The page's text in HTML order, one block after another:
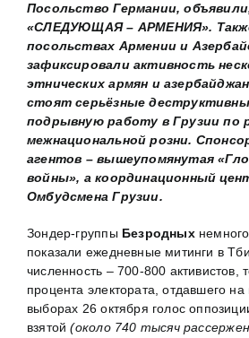
Посольство Германии,
«СЛЕДУЮЩАЯ – АРМЕНИЯ».
посольствах Армении и
зафиксировали активность
этнических армян и
стоят серьёзные
подрывную работу в Грузии по
межнациональной розни.
агентов – вышеупомянутая
войны», а координационный
Омбудсмена Грузии.
Зондер-группы Безродных
показали ежедневные митинги в
численность – 700-800 активистов,
процента электората, отдавшего
выборах 26 октября голос
взятой(около 740 тысяч